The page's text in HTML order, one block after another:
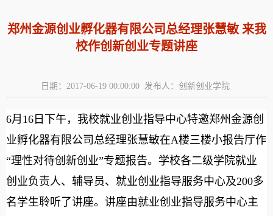
郑州金源创业孵化器有限公司总经理张慧敏 来我
校作创新创业专题讲座
日期：2017-06-19 00:00:00 发布人：创新创业学院
6月16日 下午，我校就业创业指导中心特邀郑州金源创
业孵化器有限公司总经理张慧敏在A楼三楼小报告厅作
“理性对待创新创业”专题报告。 学校各二级学院就业
创业负责人、辅导员、就业创业指导服务中心及200多
名学生聆听了讲座。讲座由就业创业指导服务中心主